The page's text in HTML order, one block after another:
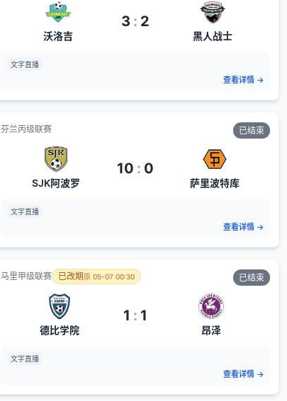
沃洛吉
3 : 2
黑人战士
文字直播
查看详情→
芬兰丙级联赛 已结束
SJK阿波罗
10 : 0
萨里波特库
文字直播
查看详情→
马里甲级联赛 已改期原05-07 00:30 已结束
德比学院
1 : 1
昂泽
文字直播
查看详情→